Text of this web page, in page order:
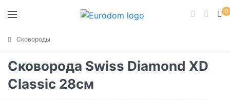
0
Сковороды
Сковорода Swiss Diamond XD
Classic 28см